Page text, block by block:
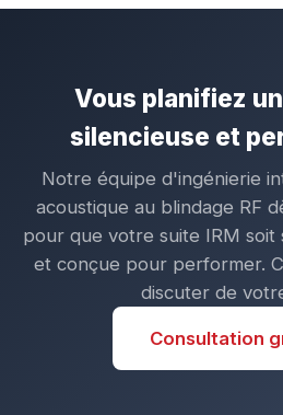
Vous planifiez
silencieuse et
Notre équipe d'ingénierie
acoustique au blindage RF
pour que votre suite IRM soit
et conçue pour performer.
discuter de
Consultation